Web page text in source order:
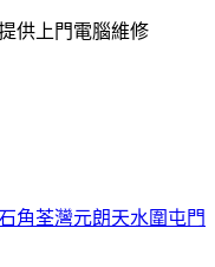
供上門電腦維修
角荃灣元朗天水圍 屯門